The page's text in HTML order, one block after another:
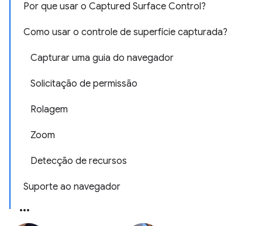
Por que usar o Captured Surface Control?
Como usar o controle de superfície capturada?
Capturar uma guia do navegador
Solicitação de permissão
Rolagem
Zoom
Detecção de recursos
Suporte ao navegador